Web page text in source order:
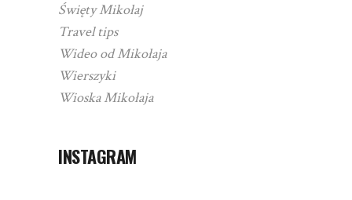
Święty Mikołaj
Travel tips
Wideo od Mikołaja
Wierszyki
Wioska Mikołaja
INSTAGRAM